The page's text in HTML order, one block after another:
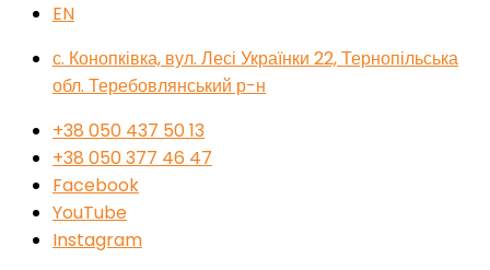
EN
с. Конопківка, вул. Лесі Українки 22, Тернопільська
обл. Теребовлянський р-н
+38 050 437 50 13
+38 050 377 46 47
Facebook
YouTube
Instagram